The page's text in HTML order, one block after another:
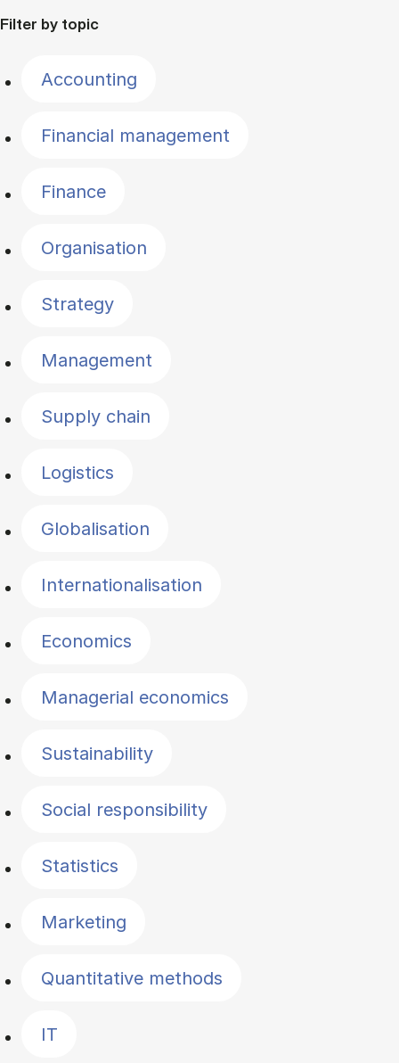
Filter by topic
Accounting
Financial management
Finance
Organisation
Strategy
Management
Supply chain
Logistics
Globalisation
Internationalisation
Economics
Managerial economics
Sustainability
Social responsibility
Statistics
Marketing
Quantitative methods
IT